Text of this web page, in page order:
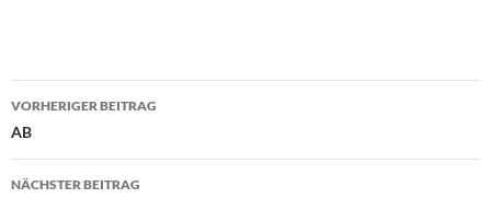
Beitragsnavigation
VORHERIGER BEITRAG
AB
NÄCHSTER BEITRAG